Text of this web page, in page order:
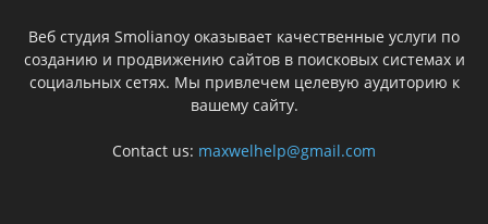
Веб студия Smolianoy оказывает качественные услуги по
созданию и продвижению сайтов в поисковых системах и
социальных сетях. Мы привлечем целевую аудиторию к
вашему сайту.
Contact us: maxwelhelp@gmail.com